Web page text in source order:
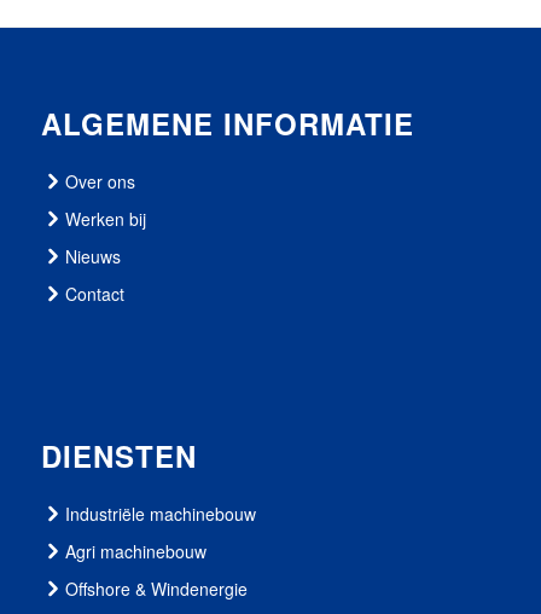
ALGEMENE INFORMATIE
Over ons
Werken bij
Nieuws
Contact
DIENSTEN
Industriële machinebouw
Agri machinebouw
Offshore & Windenergie